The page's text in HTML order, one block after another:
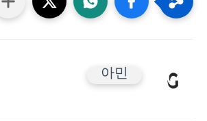
아민